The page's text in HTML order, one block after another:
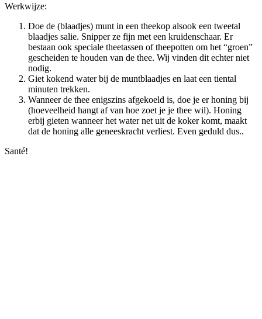
Werkwijze:
Doe de (blaadjes) munt in een theekop alsook een tweetal
blaadjes salie. Snipper ze fijn met een kruidenschaar. Er
bestaan ook speciale theetassen of theepotten om het “groen”
gescheiden te houden van de thee. Wij vinden dit echter niet
nodig.
Giet kokend water bij de muntblaadjes en laat een tiental
minuten trekken.
Wanneer de thee enigszins afgekoeld is, doe je er honing bij
(hoeveelheid hangt af van hoe zoet je je thee wil). Honing
erbij gieten wanneer het water net uit de koker komt, maakt
dat de honing alle geneeskracht verliest. Even geduld dus..
Santé!